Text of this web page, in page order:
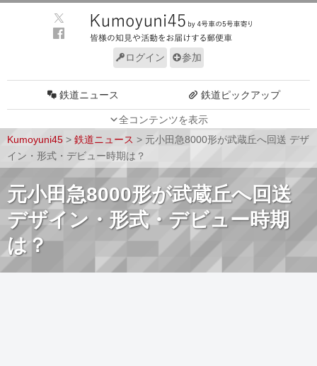
ログイン 参加
全コンテンツを表示
鉄道ニュース 鉄道ピックアップ
車両技術
ルール サイトについて
Kumoyuni45 > 鉄道ニュース > 元小田急8000形が武蔵丘へ回送 デザ
イン・形式・デビュー時期は？
元小田急8000形が武蔵丘へ回送
デザイン・形式・デビュー時期
は？